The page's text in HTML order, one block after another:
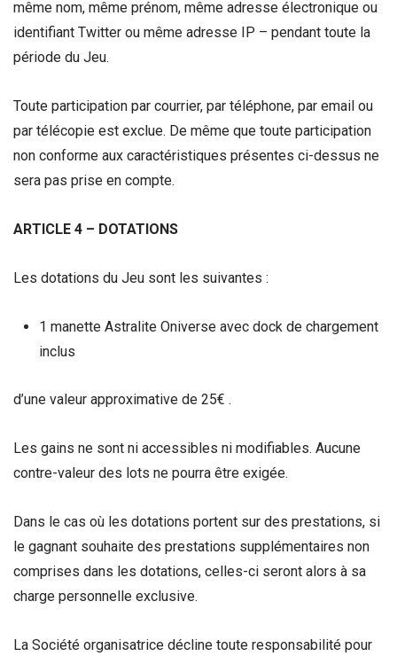
même nom, même prénom, même adresse électronique ou
identifiant Twitter ou même adresse IP – pendant toute la
période du Jeu.
Toute participation par courrier, par téléphone, par email ou
par télécopie est exclue. De même que toute participation
non conforme aux caractéristiques présentes ci-dessus ne
sera pas prise en compte.
ARTICLE 4 – DOTATIONS
Les dotations du Jeu sont les suivantes :
1 manette Astralite Oniverse avec dock de chargement
inclus
d’une valeur approximative de 25€ .
Les gains ne sont ni accessibles ni modifiables. Aucune
contre-valeur des lots ne pourra être exigée.
Dans le cas où les dotations portent sur des prestations, si
le gagnant souhaite des prestations supplémentaires non
comprises dans les dotations, celles-ci seront alors à sa
charge personnelle exclusive.
La Société organisatrice décline toute responsabilité pour